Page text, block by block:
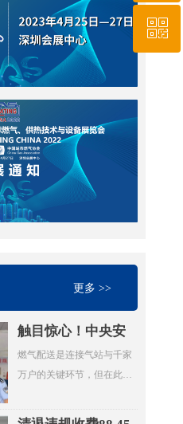
更多 >>
触目惊心！中央安
全生产考核巡查组
暗访云南：液化气
燃气配送是连接气站与千家
万户的关键环节，但在此次
灾区。7月20日，考核巡查组
010-64919527
ꀥ